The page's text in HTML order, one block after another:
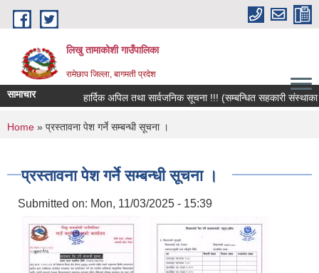
Skip to main content
लिखु तामाकोशी गाउँपालिका
रामेछाप जिल्ला, बागमती प्रदेश
सामाचार हार्दिक अपिल तथा सार्वजनिक सूचना !!! (सम्बन्धित सहकारी संस्थाका
You are here
Home » प्रस्तावना पेश गर्ने सम्बन्धी सूचना ।
प्रस्तावना पेश गर्ने सम्बन्धी सूचना ।
Submitted on: Mon, 11/03/2025 - 15:39